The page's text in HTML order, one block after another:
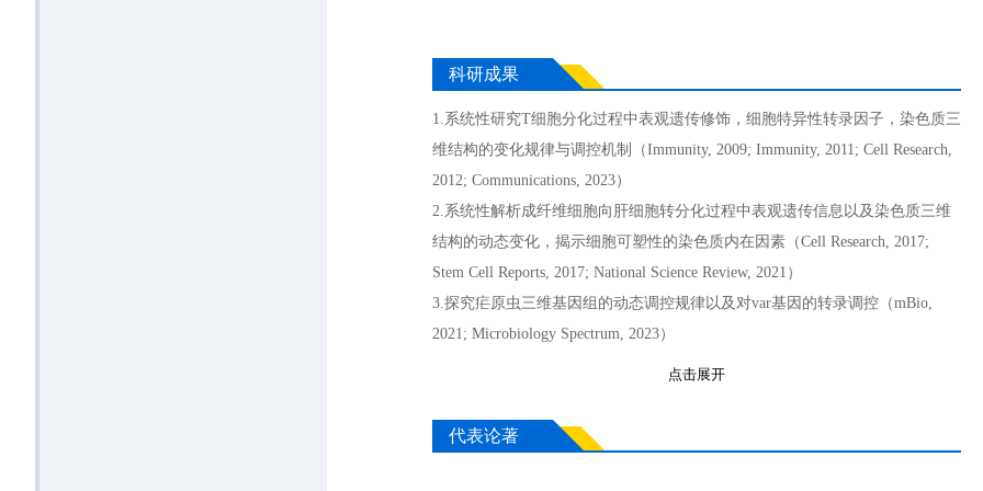
科研成果
1.系统性研究T细胞分化过程中表观遗传修饰，细胞特异性转录因子，染色质三
维结构的变化规律与调控机制（Immunity, 2009; Immunity, 2011; Cell Research,
2012; Communications, 2023）
2.系统性解析成纤维细胞向肝细胞转分化过程中表观遗传信息以及染色质三维
结构的动态变化，揭示细胞可塑性的染色质内在因素（Cell Research, 2017;
Stem Cell Reports, 2017; National Science Review, 2021）
3.探究疟原虫三维基因组的动态调控规律以及对var基因的转录调控（mBio,
2021; Microbiology Spectrum, 2023）
点击展开
代表论著